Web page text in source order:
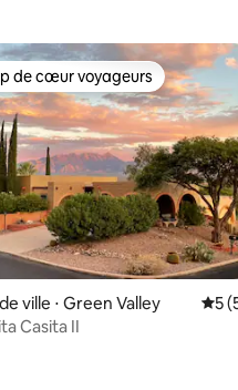
de cœur voyageurs les plus
de cœur voyageurs
ville ⋅ Green Valley
5
Casita II